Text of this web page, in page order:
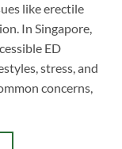
like erectile
In Singapore,
ED
stress, and
concerns,